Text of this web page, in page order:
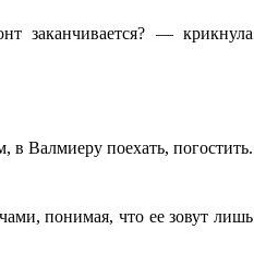
заканчивается? — крикнула
Валмиеру поехать, погостить.
понимая, что ее зовут лишь